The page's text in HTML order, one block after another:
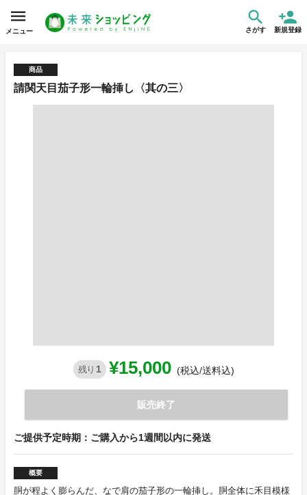
メニュー さがす 新規登録
商品
請関天目茄子形一輪挿し〈其の三〉
残り 1 ¥15,000 (税込/送料込)
販売終了
ご提供予定時期：ご購入から1週間以内に発送
概要
胴が程よく膨らんだ、なで肩の茄子形の一輪挿し。胴全体に禾目模様